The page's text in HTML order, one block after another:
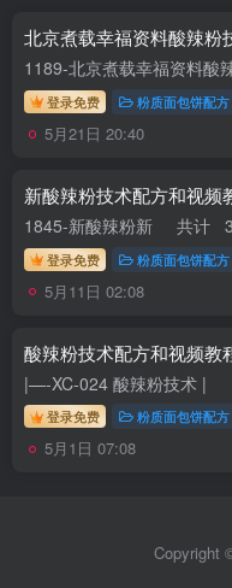
北京煮载幸福资料酸辣粉
登录免费 粉质面包饼配方
5月21日 20:40
新酸辣粉技术配方和视频
登录免费 粉质面包饼配方
5月11日 02:08
酸辣粉技术配方和视频教
登录免费 粉质面包饼配方
5月1日 07:08
Copyright